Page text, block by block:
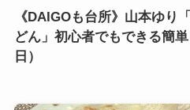
《DAIGOも台所》山本ゆり
どん」初心者でもできる簡
日）